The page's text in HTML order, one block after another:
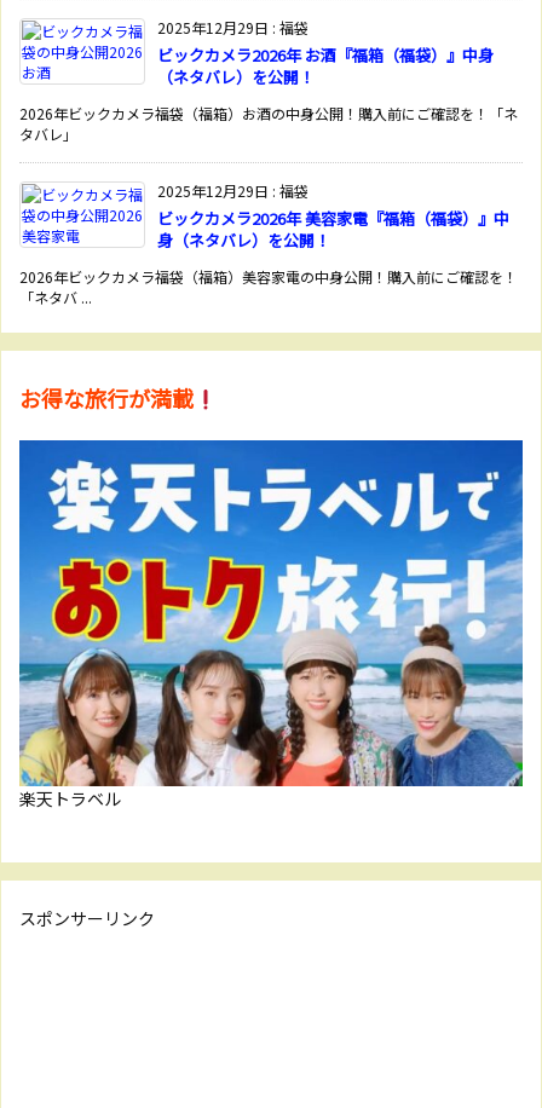
2025年12月29日 : 福袋
ビックカメラ2026年 お酒『福箱（福袋）』中身
（ネタバレ）を公開！
2026年ビックカメラ福袋（福箱）お酒の中身公開！購入前にご確認を！「ネ
タバレ」
2025年12月29日 : 福袋
ビックカメラ2026年 美容家電『福箱（福袋）』中
身（ネタバレ）を公開！
2026年ビックカメラ福袋（福箱）美容家電の中身公開！購入前にご確認を！
「ネタバ ...
お得な旅行が満載
楽天トラベル
スポンサーリンク